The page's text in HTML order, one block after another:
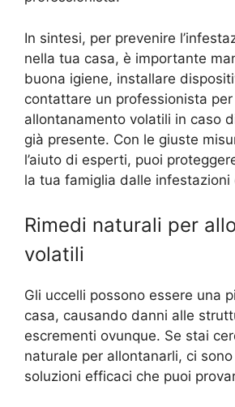
In sintesi, per prevenire
nella tua casa, è importante
buona igiene, installare
contattare un professionista
allontanamento volatili in caso
già presente. Con le giuste
l’aiuto di esperti, puoi
la tua famiglia dalle infestazioni
Rimedi naturali per
volatili
Gli uccelli possono essere una
casa, causando danni alle
escrementi ovunque. Se stai
naturale per allontanarli, ci
soluzioni efficaci che puoi